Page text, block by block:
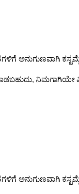
ಅನುಗುಣವಾಗಿ
ನಿಮಗಾಗಿಯೇ
ಅನುಗುಣವಾಗಿ